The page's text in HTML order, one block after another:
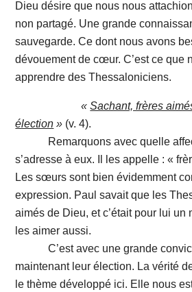
Dieu désire que nous nous
non partagé. Une grande
sauvegarde. Ce dont nous avons
dévouement de cœur. C’est ce que
apprendre des Thessaloniciens.
« Sachant, frères
élection » (v. 4).
Remarquons avec quelle
s’adresse à eux. Il les appelle : «
Les sœurs sont bien évidemment
expression. Paul savait que les
aimés de Dieu, et c’était pour lui un
les aimer aussi.
C’est avec une grande
maintenant leur élection. La vérité
le thème développé ici. Elle nous